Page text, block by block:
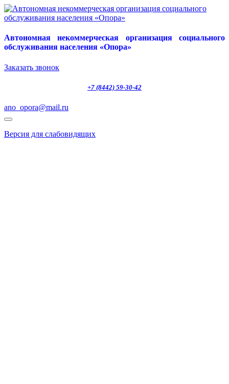
Автономная некоммерческая организация социального
обслуживания населения «Опора»
Заказать звонок
+7 (8442) 59-30-42
ano_opora@mail.ru
Версия для слабовидящих